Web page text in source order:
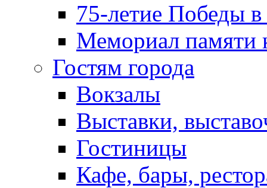
75-летие Победы
Мемориал памяти
Гостям города
Вокзалы
Выставки,
Гостиницы
Кафе, бары,